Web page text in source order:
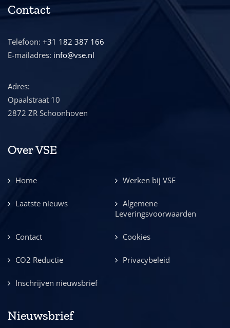
Contact
Telefoon: +31 182 387 166
E-mailadres: info@vse.nl
Adres:
Opaalstraat 10
2872 ZR Schoonhoven
Over VSE
Home Werken bij VSE
Laatste nieuws
Algemene
Leveringsvoorwaarden
Contact Cookies
CO2 Reductie Privacybeleid
Inschrijven nieuwsbrief
Nieuwsbrief